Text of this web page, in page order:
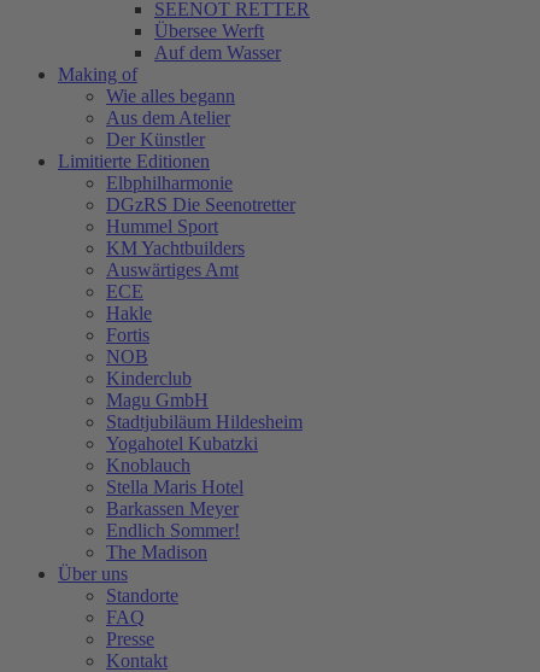
SEENOT RETTER
Übersee Werft
Auf dem Wasser
Making of
Wie alles begann
Aus dem Atelier
Der Künstler
Limitierte Editionen
Elbphilharmonie
DGzRS Die Seenotretter
Hummel Sport
KM Yachtbuilders
Auswärtiges Amt
ECE
Hakle
Fortis
NOB
Kinderclub
Magu GmbH
Stadtjubiläum Hildesheim
Yogahotel Kubatzki
Knoblauch
Stella Maris Hotel
Barkassen Meyer
Endlich Sommer!
The Madison
Über uns
Standorte
FAQ
Presse
Kontakt